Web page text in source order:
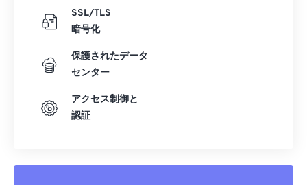
SSL/TLS
暗号化
保護されたデータ
センター
アクセス制御と
認証